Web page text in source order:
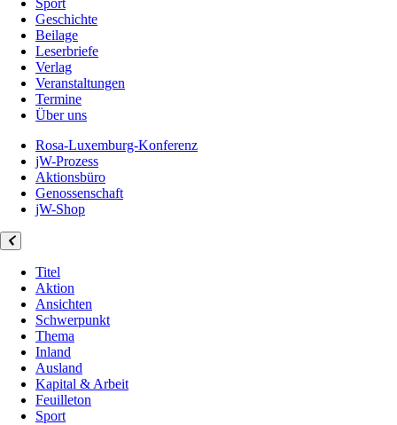
Sport
Geschichte
Beilage
Leserbriefe
Verlag
Veranstaltungen
Termine
Über uns
Rosa-Luxemburg-Konferenz
jW-Prozess
Aktionsbüro
Genossenschaft
jW-Shop
Titel
Aktion
Ansichten
Schwerpunkt
Thema
Inland
Ausland
Kapital & Arbeit
Feuilleton
Sport